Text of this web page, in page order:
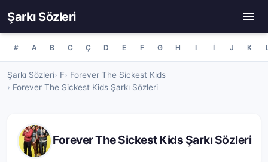
Şarkı Sözleri
# A B C Ç D E F G H I İ J K
Şarkı Sözleri F
Forever The Sickest Kids
Forever The Sickest Kids Şarkı Sözleri
Forever The Sickest Kids Şarkı Sözleri